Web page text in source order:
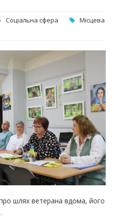
Соціальна сфера
Місцева
шлях ветерана вдома, його